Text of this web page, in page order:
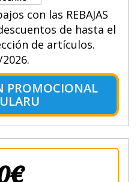
con las REBAJAS
de hasta el
de artículos.
PROMOCIONAL